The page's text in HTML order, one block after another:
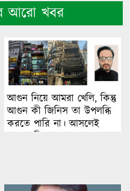
আরো খবর
আগুন নিয়ে আমরা খেলি, কিন্তু
আগুন কী জিনিস তা উপলব্ধি
করতে পারি না। আসলেই
আগুন কী?